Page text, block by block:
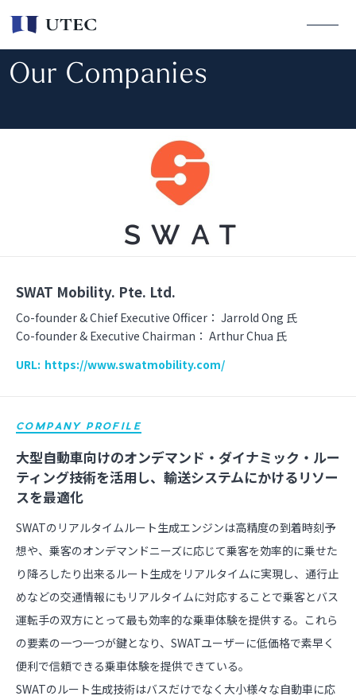
Our Companies
SWAT Mobility. Pte. Ltd.
Co-founder & Chief Executive Officer： Jarrold Ong 氏
Co-founder & Executive Chairman： Arthur Chua 氏
URL: https://www.swatmobility.com/
COMPANY PROFILE
大型自動車向けのオンデマンド・ダイナミック・ルー
ティング技術を活用し、輸送システムにかけるリソー
スを最適化
SWATのリアルタイムルート生成エンジンは高精度の到着時刻予
想や、乗客のオンデマンドニーズに応じて乗客を効率的に乗せた
り降ろしたり出来るルート生成をリアルタイムに実現し、通行止
めなどの交通情報にもリアルタイムに対応することで乗客とバス
運転手の双方にとって最も効率的な乗車体験を提供する。これら
の要素の一つ一つが鍵となり、SWATユーザーに低価格で素早く
便利で信頼できる乗車体験を提供できている。
SWATのルート生成技術はバスだけでなく大小様々な自動車に応